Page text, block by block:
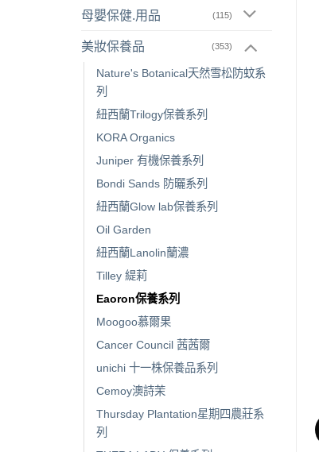
母嬰保健.用品 (115)
美妝保養品 (353)
Nature's Botanical天然雪松防蚊系
列
紐西蘭Trilogy保養系列
KORA Organics
Juniper 有機保養系列
Bondi Sands 防曬系列
紐西蘭Glow lab保養系列
Oil Garden
紐西蘭Lanolin蘭濃
Tilley 緹莉
Eaoron保養系列
Moogoo慕爾果
Cancer Council 茜茜爾
unichi 十一株保養品系列
Cemoy澳詩茉
Thursday Plantation星期四農莊系
列